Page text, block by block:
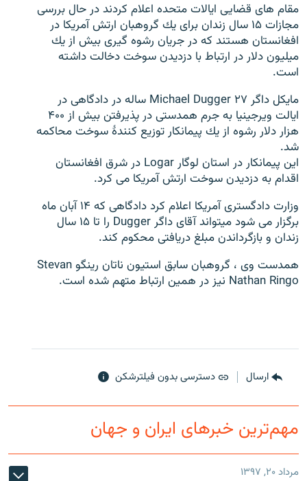
گزارش‌های ویدئویی
English
به ما بپیوندید
زبان‌های دیگر
مقام هاى قضايى ايالات متحده اعلام كردند در حال بررسى
مجازات ۱۵ سال زندان براى يك گروهبان ارتش آمريكا در
افغانستان هستند كه در جريان رشوه گيرى بيش از يك
ميليون دلار در ارتباط با دزدیدن سوخت دخالت داشته
است.
مايكل داگر Michael Dugger ۲۷ ساله در دادگاهى در
ايالت ويرجينيا به جرم همدستى در پذيرفتن بيش از ۴۰۰
هزار دلار رشوه از يك پيمانكار توزيع كنندۀ سوخت محاکمه
شد.
اين پيمانكار در استان لوگار Logar در شرق افغانستان
اقدام به دزديدن سوخت ارتش آمریکا مى كرد.
وزارت دادگسترى آمریکا اعلام كرد دادگاهى كه ۱۴ آبان ماه
برگزار مى شود میتواند آقاى داگر Dugger را تا ۱۵ سال
زندان و بازگرداندن مبلغ دريافتى محكوم کند.
همدست وی ، گروهبان سابق استیون ناتان رینگو Stevan
Nathan Ringo نیز در همین ارتباط متهم شده است.
ارسال دسترسی بدون فیلترشکن
مهم‌ترین خبرهای ایران و جهان
مرداد ۲۰, ۱۳۹۷